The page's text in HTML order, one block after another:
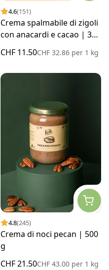
4.6(151)
Crema spalmabile di zigoli
con anacardi e cacao | 350
g
CHF 11.50CHF 32.86 per 1 kg
4.8(245)
Crema di noci pecan | 500
g
CHF 21.50CHF 43.00 per 1 kg